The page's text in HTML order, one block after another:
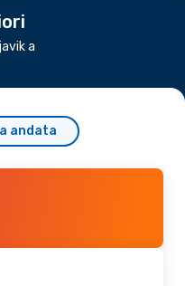
a
andata